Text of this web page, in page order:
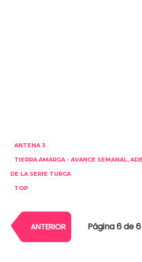
ANTENA 3
TIERRA AMARGA - AVANCE SEMANAL,
DE LA SERIE TURCA
TOP
ANTERIOR Página 6 de 6